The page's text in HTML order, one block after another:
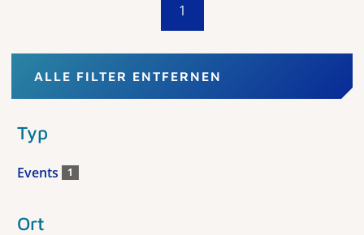
1
ALLE FILTER ENTFERNEN
Typ
Events 1
Ort